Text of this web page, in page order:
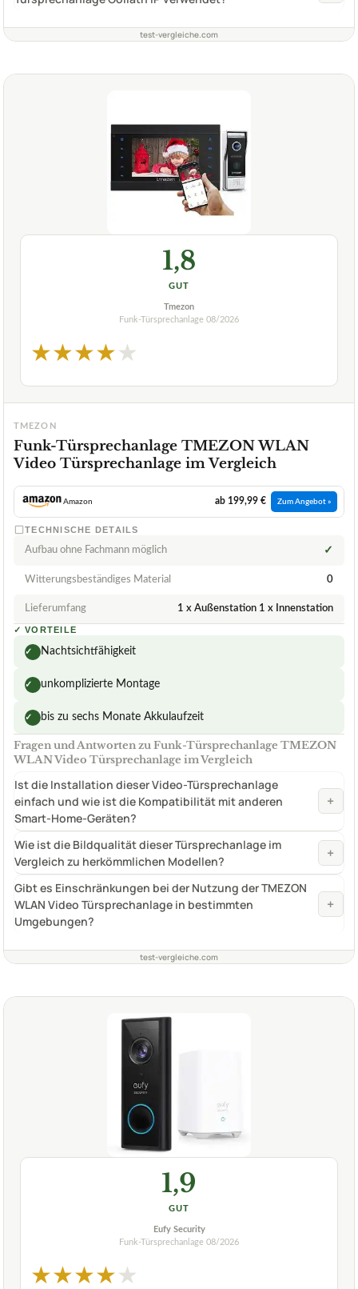
test-vergleiche.com
1,8
GUT
Tmezon
Funk-Türsprechanlage 08/2026
★★★★★
TMEZON
Funk-Türsprechanlage TMEZON WLAN
Video Türsprechanlage im Vergleich
Amazon ab 199,99 € Zum Angebot »
TECHNISCHE DETAILS
Aufbau ohne Fachmann möglich ✓
Witterungsbeständiges Material 0
Lieferumfang 1 x Außenstation 1 x Innenstation
✓ VORTEILE
✓ Nachtsichtfähigkeit
✓ unkomplizierte Montage
✓ bis zu sechs Monate Akkulaufzeit
Fragen und Antworten zu Funk-Türsprechanlage TMEZON
WLAN Video Türsprechanlage im Vergleich
Ist die Installation dieser Video-Türsprechanlage
einfach und wie ist die Kompatibilität mit anderen
Smart-Home-Geräten?
+
Wie ist die Bildqualität dieser Türsprechanlage im
Vergleich zu herkömmlichen Modellen?
+
Gibt es Einschränkungen bei der Nutzung der TMEZON
WLAN Video Türsprechanlage in bestimmten
Umgebungen?
+
test-vergleiche.com
1,9
GUT
Eufy Security
Funk-Türsprechanlage 08/2026
★★★★★